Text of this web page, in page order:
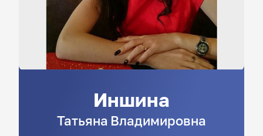
Иншина
Татьяна Владимировна